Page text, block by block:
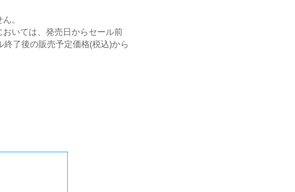
。
いては、発売日からセール前
了後の販売予定価格(税込)から